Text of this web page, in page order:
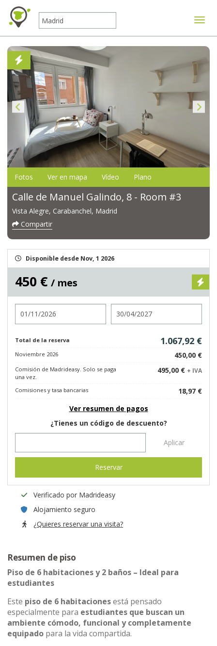
Fotos Ver en mapa Vídeo Plano
Calle de Manuel Galindo, 8 - Room #3
Vista Alegre, Carabanchel, Madrid
Compartir
Disponible desde Nov, 1 2026
450 € / mes
Total de la reserva 1.067,92 €
Noviembre 2026 450,00 €
Comisión de Madrideasy. Solo se paga
una vez.
495,00 € + IVA
Comisiones y tasa bancarias
18,97 €
Ver resumen de pagos
¿Tienes un código de descuento?
Aplicar
Reservar
Verificado por Madrideasy
Alojamiento seguro
¿Quieres reservar una visita?
Resumen de piso
Piso de 6 habitaciones y 2 baños – Ideal para
estudiantes
Este piso de 6 habitacionesestá pensado
especialmente para estudiantes que buscan un
ambiente cómodo, funcional y completamente
equipado para la vida compartida.